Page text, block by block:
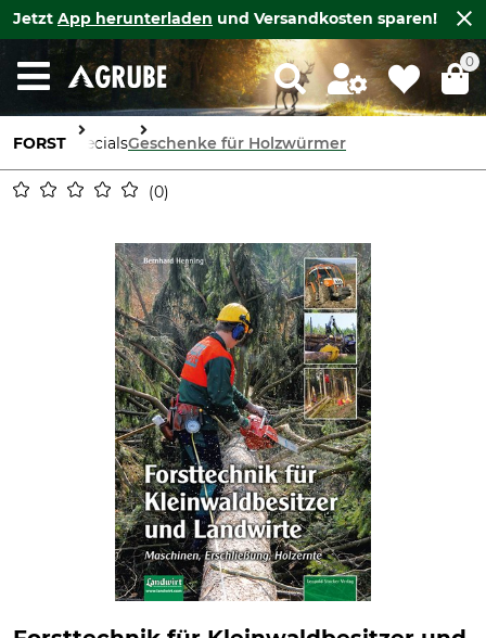
Jetzt App herunterladen und Versandkosten sparen!
0
FORST SpecialsGeschenke für Holzwürmer
0